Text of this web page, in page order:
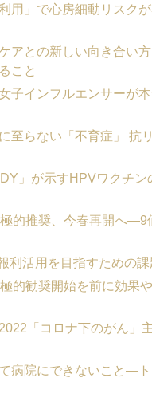
利用」で心房細動リスク
アとの新しい向き合い
こと
子インフルエンサーが
至らない「不育症」 抗
」が示すHPVワクチ
的推奨、今春再開へ―9
利活用を目指すための
的勧奨開始を前に効果
「コロナ下のがん」
病院にできないこと―